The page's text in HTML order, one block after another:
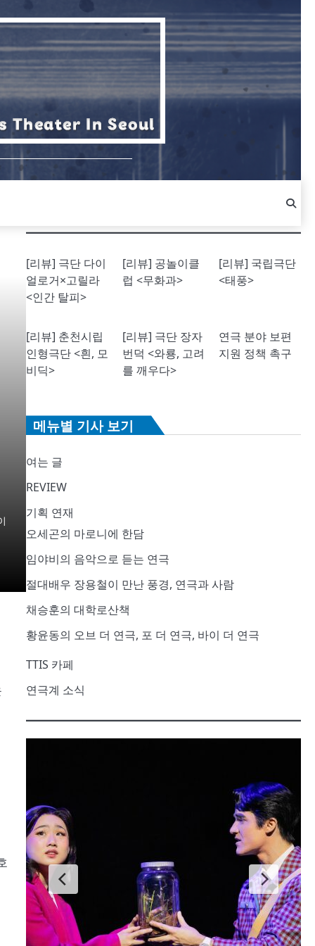
[리뷰] 극단 다이
얼로거×고릴라
<인간 탈피>
[리뷰] 공놀이클
럽 <무화과>
[리뷰] 국립극단
<태풍>
[리뷰] 춘천시립
인형극단 <흰, 모
비딕>
[리뷰] 극단 장자
번덕 <와룡, 고려
를 깨우다>
연극 분야 보편
지원 정책 촉구
메뉴별 기사 보기
여는 글
REVIEW
기획 연재
오세곤의 마로니에 한담
임야비의 음악으로 듣는 연극
절대배우 장용철이 만난 풍경, 연극과 사람
채승훈의 대학로산책
황윤동의 오브 더 연극, 포 더 연극, 바이 더 연극
TTIS 카페
연극계 소식